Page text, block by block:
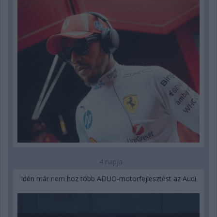
4 napja
Idén már nem hoz több ADUO-motorfejlesztést az Audi